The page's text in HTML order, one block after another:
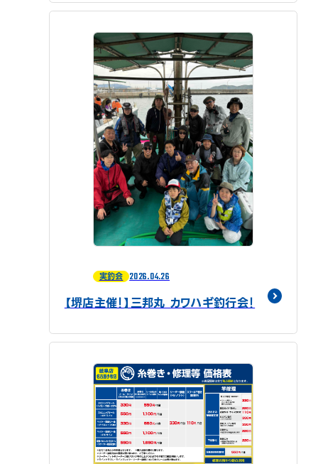
実釣会 2026.04.26
【堺店主催！】三邦丸 カワハギ釣行会！